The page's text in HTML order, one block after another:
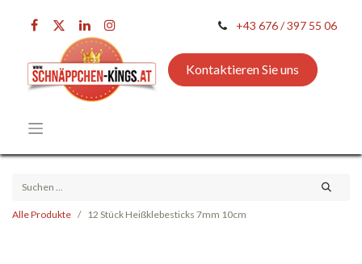
+43 676 / 397 55 06
Kontaktieren Sie uns
Alle Produkte 12 Stück Heißklebesticks 7mm 10cm